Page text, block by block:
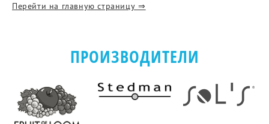
Перейти на главную страницу ⇒
ПРОИЗВОДИТЕЛИ